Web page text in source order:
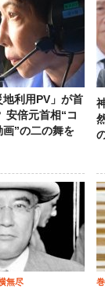
利用PV」が首
安倍元首相“コ
画”の二の舞を
無尽